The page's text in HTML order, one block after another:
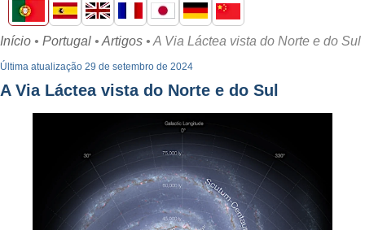
Início • Portugal • Artigos • A Via Láctea vista do Norte e do Sul
Última atualização 29 de setembro de 2024
A Via Láctea vista do Norte e do Sul